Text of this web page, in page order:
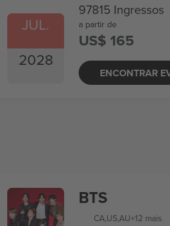
JUL.
2028
97815 Ingressos
a partir de
US$ 165
ENCONTRAR
BTS
CA,US,AU+12 mais